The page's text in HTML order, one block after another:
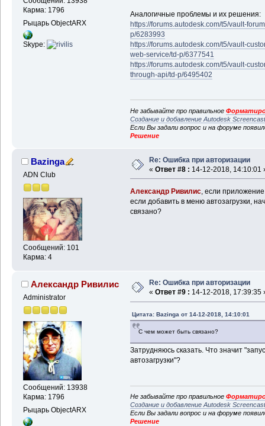
Карма: 1796
Рыцарь ObjectARX
Skype:
Аналогичные проблемы и их решения:
https://forums.autodesk.com/t5/vault-
p/6283993
https://forums.autodesk.com/t5/vault-
web-service/td-p/6377541
https://forums.autodesk.com/t5/vault-
through-api/td-p/6495402
Не забывайте про правильное
Создание и добавление Autodesk
Если Вы задали вопрос и на форуме
Решение
Bazinga
ADN Club
Сообщений: 101
Карма: 4
Re: Ошибка при авторизации
« Ответ #8 : 14-12-2018, 14:10:01
Александр Ривилис, если
если добавить в меню автозагрузки,
связано?
Александр Ривилис
Administrator
Сообщений: 13938
Карма: 1796
Рыцарь ObjectARX
Re: Ошибка при авторизации
« Ответ #9 : 14-12-2018, 17:39:35
Цитата: Bazinga от 14-12-2018, 14:10:01
С чем может быть связано?
Затрудняюсь сказать. Что значит
автозагрузки"?
Не забывайте про правильное
Создание и добавление Autodesk
Если Вы задали вопрос и на форуме
Решение